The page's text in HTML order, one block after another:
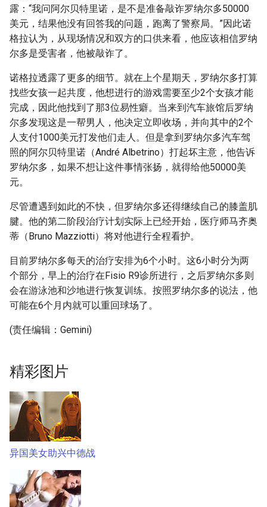
露：“我问阿尔贝特里诺，是不是准备敲诈罗纳尔多50000
美元，结果他没有回答我的问题，跑离了警察局。”因此诺
格拉认为，从现场情况和双方的口供来看，他应该相信罗纳
尔多是受害者，他被敲诈了。
诺格拉透露了更多的细节。就在上个星期天，罗纳尔多打算
找些女孩一起共度，他想进行的游戏需要至少2个女孩才能
完成，因此他找到了那3位易性癖。当来到汽车旅馆后罗纳
尔多发现这是一帮男人，他决定立即收场，并向其中的2个
人支付1000美元打发他们走人。但是拿到罗纳尔多汽车驾
照的阿尔贝特里诺（André Albetrino）打起坏主意，他告诉
罗纳尔多，如果不想让这件事情张扬，就得给他50000美
元。
尽管遭遇到如此的不快，但罗纳尔多还得继续自己的膝盖肌
腱。他的第二阶段治疗计划实际上已经开始，医疗师马齐奥
蒂（Bruno Mazziotti）将对他进行全程看护。
目前罗纳尔多每天的治疗安排为6个小时。这6小时分为两
个部分，早上的治疗在Fisio R9诊所进行，之后罗纳尔多则
会在游泳池和沙地进行恢复训练。按照罗纳尔多的说法，他
可能在6个月内就可以重回球场了。
(责任编辑：Gemini)
精彩图片
异国美女助兴中德战